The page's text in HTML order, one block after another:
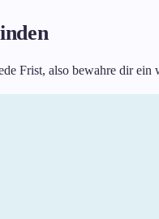
Frist, also bewahre dir ein